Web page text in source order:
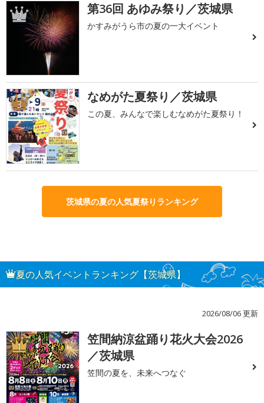
2 第36回 あゆみ祭り／茨城県
かすみがうら市の夏の一大イベント
3 なめがた夏祭り／茨城県
この夏、みんなで楽しむなめがた夏祭り！
茨城県の夏の人気夏祭りランキング
夏の人気イベントランキング【茨城県】
2026/08/06 更新
1
笠間納涼盆踊り花火大会2026
／茨城県
笠間の夏を、未来へつなぐ